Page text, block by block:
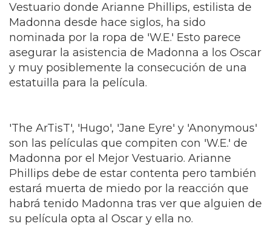
Vestuario donde Arianne Phillips, estilista de
Madonna desde hace siglos, ha sido
nominada por la ropa de 'W.E.' Esto parece
asegurar la asistencia de Madonna a los Oscar
y muy posiblemente la consecución de una
estatuilla para la película.
'The ArTisT', 'Hugo', 'Jane Eyre' y 'Anonymous'
son las películas que compiten con 'W.E.' de
Madonna por el Mejor Vestuario. Arianne
Phillips debe de estar contenta pero también
estará muerta de miedo por la reacción que
habrá tenido Madonna tras ver que alguien de
su película opta al Oscar y ella no.